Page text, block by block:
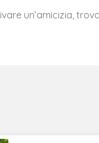
un’amicizia,